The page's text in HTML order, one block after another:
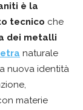
è la
tecnico che
dei metalli
naturale
nuova identità
materie